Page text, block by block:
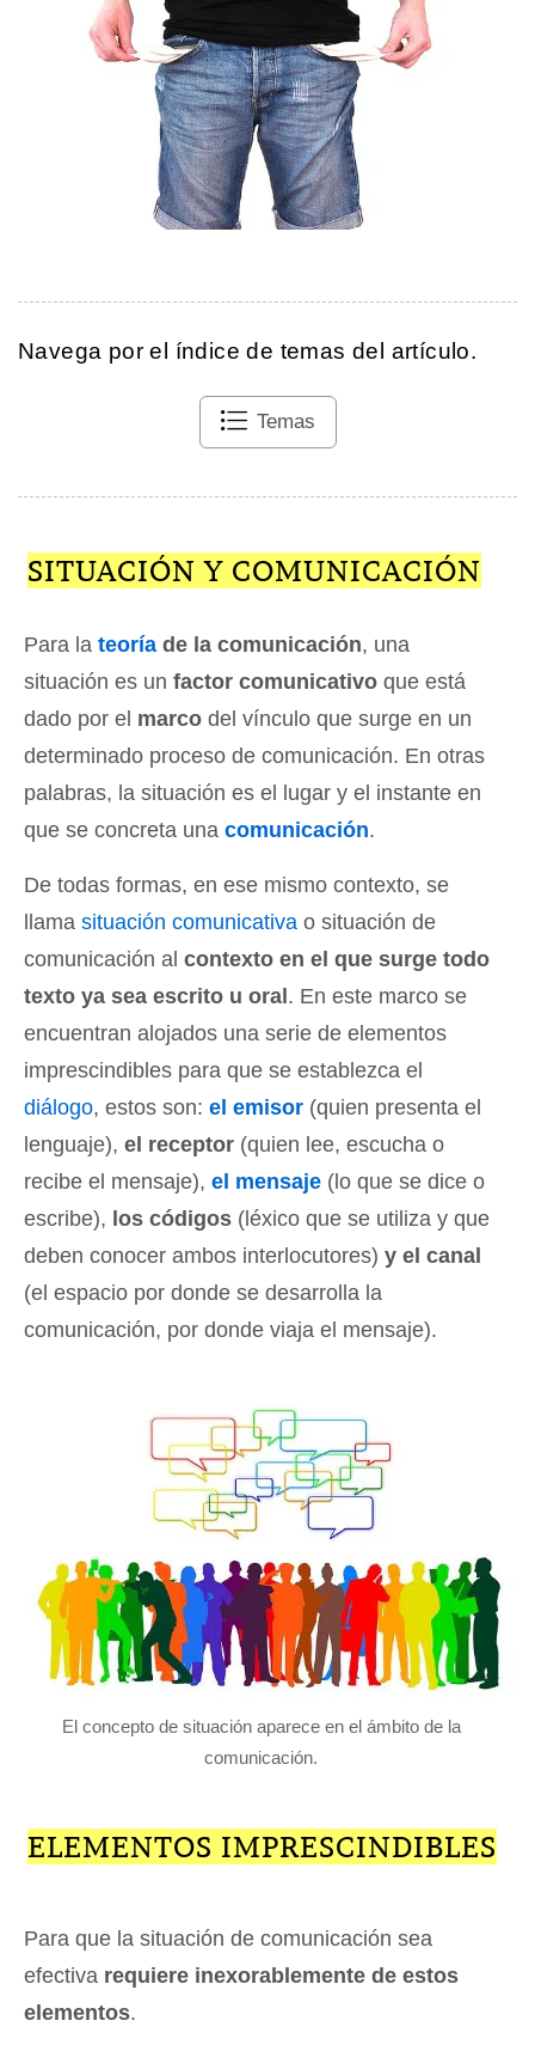
Navega por el índice de temas del artículo.
Temas
SITUACIÓN Y COMUNICACIÓN
Para la teoría de la comunicación, una
situación es un factor comunicativo que está
dado por el marco del vínculo que surge en un
determinado proceso de comunicación. En otras
palabras, la situación es el lugar y el instante en
que se concreta una comunicación.
De todas formas, en ese mismo contexto, se
llama situación comunicativa o situación de
comunicación al contexto en el que surge todo
texto ya sea escrito u oral . En este marco se
encuentran alojados una serie de elementos
imprescindibles para que se establezca el
diálogo, estos son: el emisor (quien presenta el
lenguaje), el receptor (quien lee, escucha o
recibe el mensaje), el mensaje (lo que se dice o
escribe), los códigos (léxico que se utiliza y que
deben conocer ambos interlocutores) y el canal
(el espacio por donde se desarrolla la
comunicación, por donde viaja el mensaje).
El concepto de situación aparece en el ámbito de la
comunicación.
ELEMENTOS IMPRESCINDIBLES
Para que la situación de comunicación sea
efectiva requiere inexorablemente de estos
elementos.